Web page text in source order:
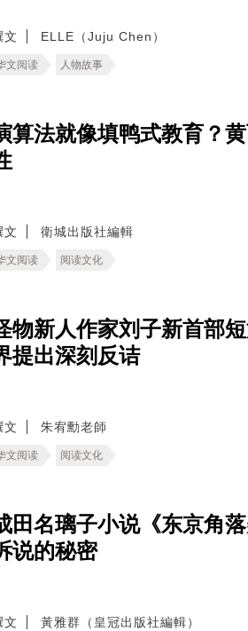
文 ELLE（Juju Chen）
文阅读 人物故事
算法就像填鸭式教育？
文 衛城出版社編輯
文阅读 阅读文化
物新人作家刘子新首部
提出深刻反诘
文 朱宥勳老師
文阅读 阅读文化
田名璃子小说《东京角
说的秘密
文 黃雅群（皇冠出版社編輯）